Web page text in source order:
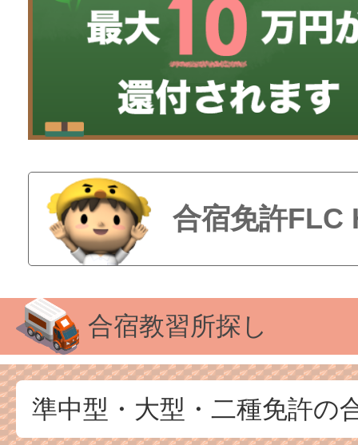
合宿免許FLC
合宿教習所探し
準中型・大型・二種免許の